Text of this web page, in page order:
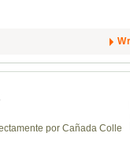
por Cañada Colle